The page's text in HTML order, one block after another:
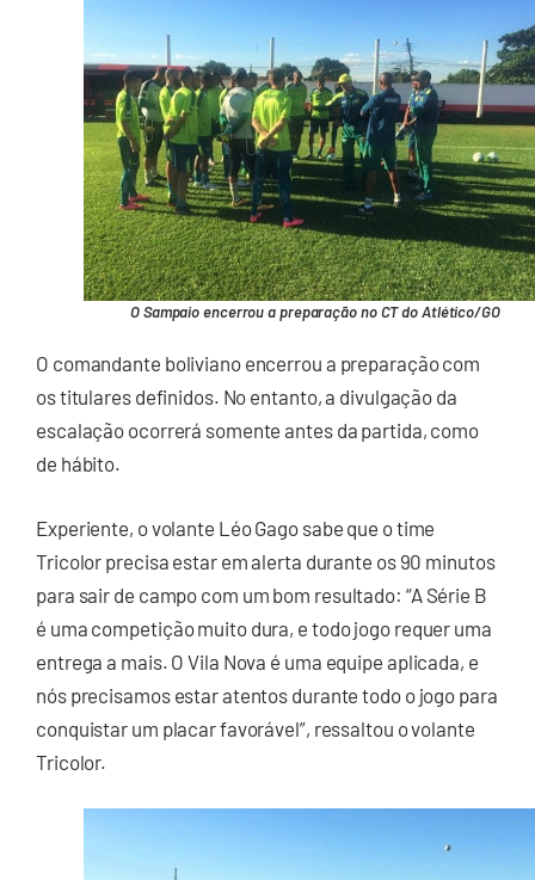
O Sampaio encerrou a preparação no CT do Atlético/GO
O comandante boliviano encerrou a preparação com
os titulares definidos. No entanto, a divulgação da
escalação ocorrerá somente antes da partida, como
de hábito.
Experiente, o volante Léo Gago sabe que o time
Tricolor precisa estar em alerta durante os 90 minutos
para sair de campo com um bom resultado: “A Série B
é uma competição muito dura, e todo jogo requer uma
entrega a mais. O Vila Nova é uma equipe aplicada, e
nós precisamos estar atentos durante todo o jogo para
conquistar um placar favorável”, ressaltou o volante
Tricolor.